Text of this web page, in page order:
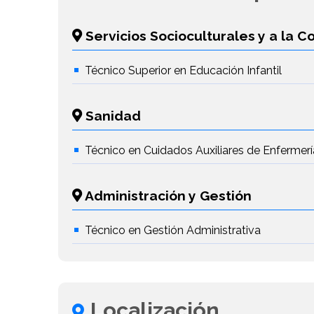
Servicios Socioculturales y a la
Técnico Superior en Educación Infantil
Sanidad
Técnico en Cuidados Auxiliares de
Administración y Gestión
Técnico en Gestión Administrativa